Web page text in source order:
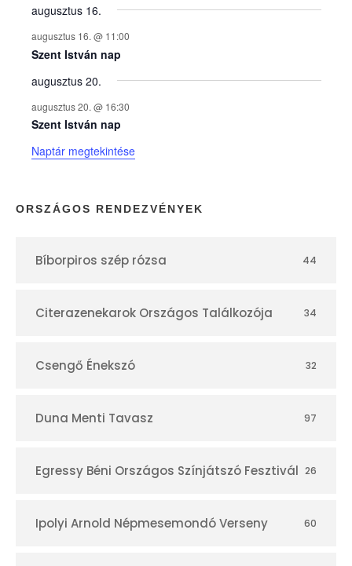
y
e
k
n
a
p
r
augusztus 16.
augusztus 16. @ 11:00
Szent István nap
augusztus 20.
augusztus 20. @ 16:30
Szent István nap
Naptár megtekintése
ORSZÁGOS RENDEZVÉNYEK
Bíborpiros szép rózsa 44
Citerazenekarok Országos Találkozója 34
Csengő Énekszó 32
Duna Menti Tavasz 97
Egressy Béni Országos Színjátszó Fesztivál 26
Ipolyi Arnold Népmesemondó Verseny 60